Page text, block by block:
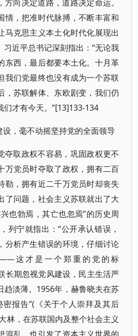
方向决定道路，道路决定命运。
情，把准时代脉搏，不断丰富和
马克思主义本土化时代化展现出
近平总书记深刻指出：“无论我
东西，最后都要本土化。十月革
我们党最终也没有成为一个苏联
，苏联解体、东欧剧变，我们仍
们才有今天。”[13]133-134
设，毫不动摇坚持党的全面领导
夺取政权不容易，巩固政权更不
万党员时夺取了政权，拥有二百
勒，拥有近二千万党员时却丧失
了问题，社会主义苏联就出了大
也勃焉，其亡也忽焉”的历史周
列宁就指出：“公开承认错误，
分析产生错误的环境，仔细讨论
这才是一个郑重的党的标
长期忽视党风建设，民主生活严
趋淡薄。1956年，赫鲁晓夫在苏
报告”(《关于个人崇拜及其后
林，在苏联国内及整个社会主义